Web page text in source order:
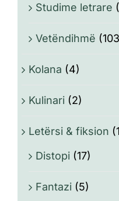
Studime letrare
Vetëndihmë
Kolana (4)
Kulinari (2)
Letërsi & fiksion
Distopi (17)
Fantazi (5)